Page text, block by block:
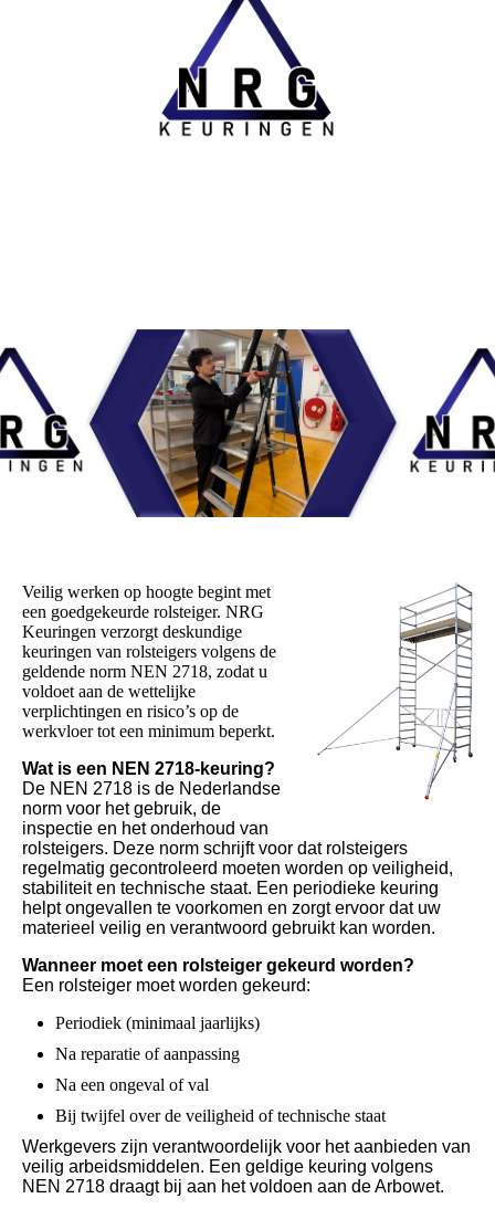
Veilig werken op hoogte begint met
een goedgekeurde rolsteiger. NRG
Keuringen verzorgt deskundige
keuringen van rolsteigers volgens de
geldende norm NEN 2718, zodat u
voldoet aan de wettelijke
verplichtingen en risico’s op de
werkvloer tot een minimum beperkt.
Wat is een NEN 2718-keuring?
De NEN 2718 is de Nederlandse
norm voor het gebruik, de
inspectie en het onderhoud van
rolsteigers. Deze norm schrijft voor dat rolsteigers
regelmatig gecontroleerd moeten worden op veiligheid,
stabiliteit en technische staat. Een periodieke keuring
helpt ongevallen te voorkomen en zorgt ervoor dat uw
materieel veilig en verantwoord gebruikt kan worden.
Wanneer moet een rolsteiger gekeurd worden?
Een rolsteiger moet worden gekeurd:
Periodiek (minimaal jaarlijks)
Na reparatie of aanpassing
Na een ongeval of val
Bij twijfel over de veiligheid of technische staat
Werkgevers zijn verantwoordelijk voor het aanbieden van
veilig arbeidsmiddelen. Een geldige keuring volgens
NEN 2718 draagt bij aan het voldoen aan de Arbowet.